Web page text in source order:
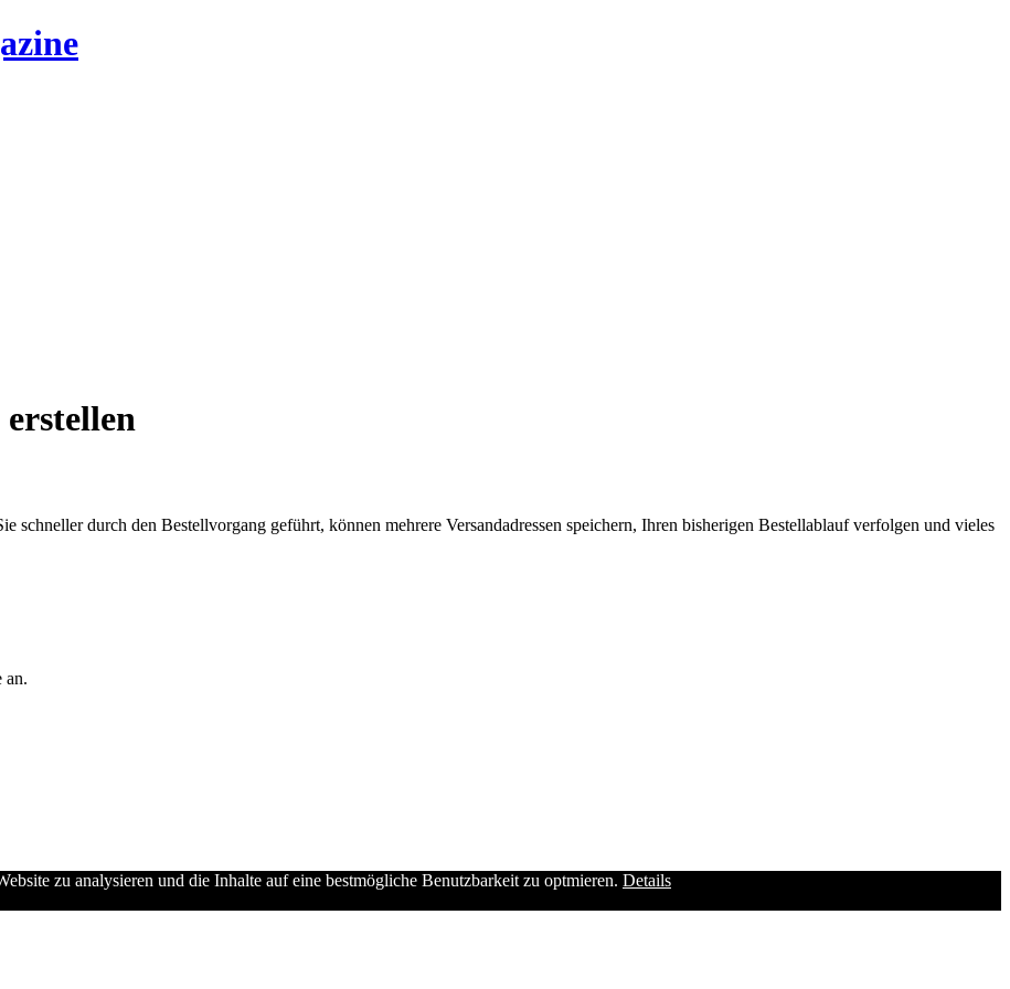
schneller durch den Bestellvorgang geführt, können mehrere Versandadressen speichern, Ihren bisherigen Bestellablauf verfolgen und vieles
an.
zu analysieren und die Inhalte auf eine bestmögliche Benutzbarkeit zu optmieren. Details